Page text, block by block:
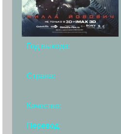
Год выхода:
Страна:
Качество:
Перевод: